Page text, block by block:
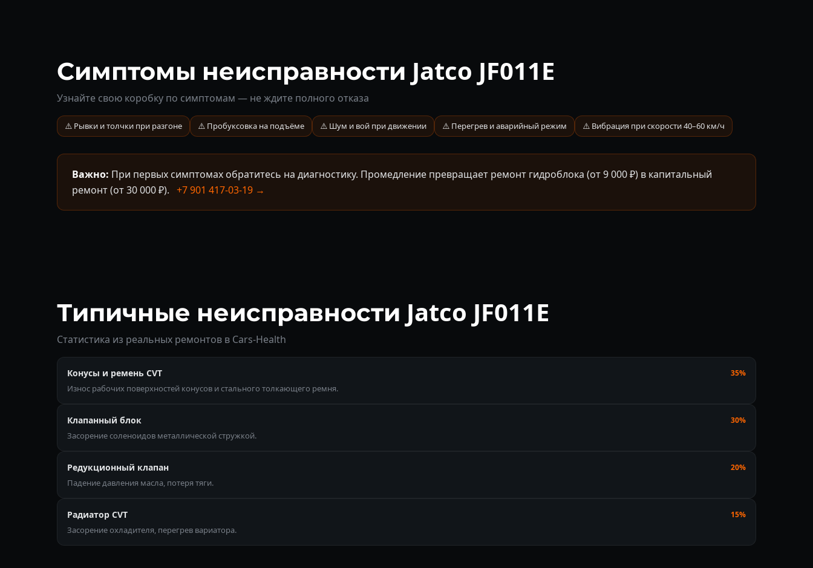
Симптомы неисправности Jatco JF011E
Узнайте свою коробку по симптомам — не ждите полного отказа
⚠️ Рывки и толчки при разгоне ⚠️ Пробуксовка на подъёме ⚠️ Шум и вой при движении ⚠️ Перегрев и аварийный режим ⚠️ Вибрация при скорости 40–60 км/ч
Важно: При первых симптомах обратитесь на диагностику. Промедление превращает ремонт гидроблока (от 9 000 ₽) в капитальный
ремонт (от 30 000 ₽). +7 901 417-03-19 →
Типичные неисправности Jatco JF011E
Статистика из реальных ремонтов в Cars-Health
Конусы и ремень CVT 35%
Износ рабочих поверхностей конусов и стального толкающего ремня.
Клапанный блок 30%
Засорение соленоидов металлической стружкой.
Редукционный клапан 20%
Падение давления масла, потеря тяги.
Радиатор CVT 15%
Засорение охладителя, перегрев вариатора.